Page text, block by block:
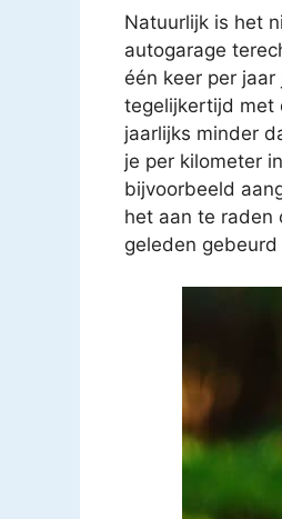
Natuurlijk is het
autogarage
één keer per
tegelijkertijd met
jaarlijks minder
je per kilometer
bijvoorbeeld
het aan te raden
geleden gebeurd